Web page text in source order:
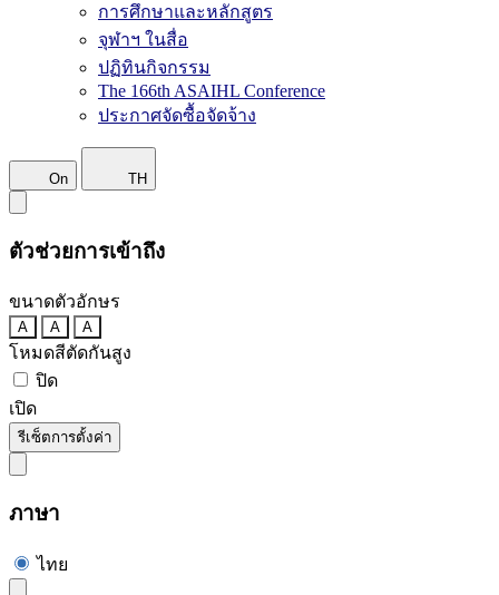
การศึกษาและหลักสูตร
จุฬาฯ ในสื่อ
ปฏิทินกิจกรรม
The 166th ASAIHL Conference
ประกาศจัดซื้อจัดจ้าง
On TH
ตัวช่วยการเข้าถึง
ขนาดตัวอักษร
A A A
โหมดสีตัดกันสูง
ปิด
เปิด
รีเซ็ตการตั้งค่า
ภาษา
ไทย